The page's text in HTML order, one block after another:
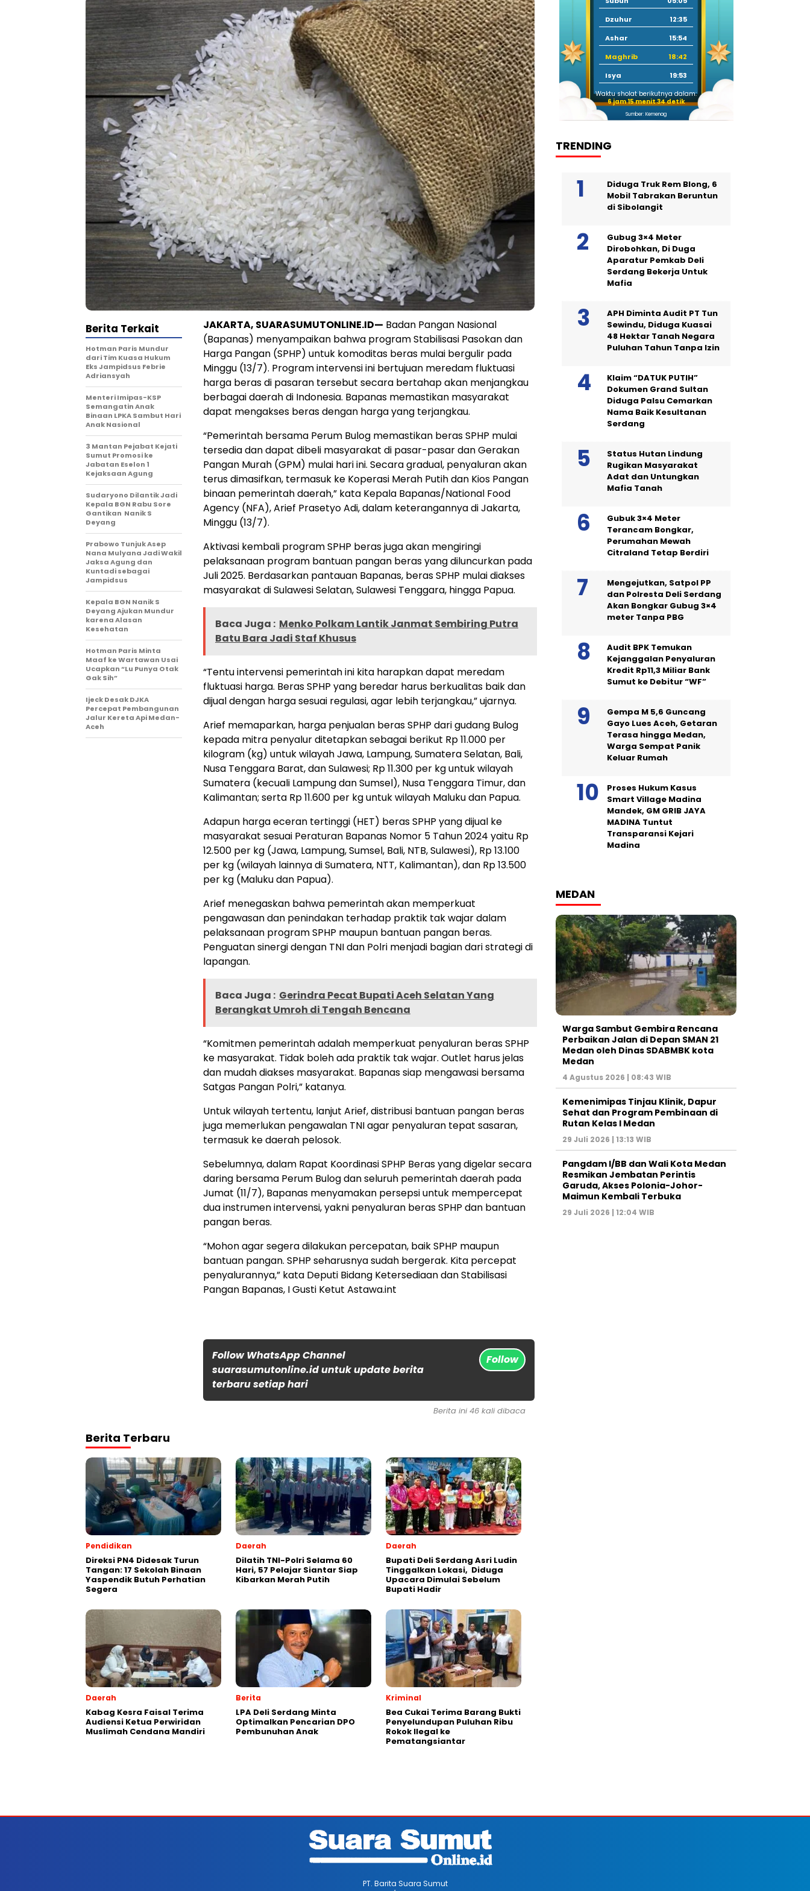
JAKARTA, SUARASUMUTONLINE.ID— Badan Pangan Nasional
(Bapanas) menyampaikan bahwa program Stabilisasi Pasokan dan
Harga Pangan (SPHP) untuk komoditas beras mulai bergulir pada
Minggu (13/7). Program intervensi ini bertujuan meredam fluktuasi
harga beras di pasaran tersebut secara bertahap akan menjangkau
berbagai daerah di Indonesia. Bapanas memastikan masyarakat
dapat mengakses beras dengan harga yang terjangkau.
“Pemerintah bersama Perum Bulog memastikan beras SPHP mulai
tersedia dan dapat dibeli masyarakat di pasar-pasar dan Gerakan
Pangan Murah (GPM) mulai hari ini. Secara gradual, penyaluran akan
terus dimasifkan, termasuk ke Koperasi Merah Putih dan Kios Pangan
binaan pemerintah daerah,” kata Kepala Bapanas/National Food
Agency (NFA), Arief Prasetyo Adi, dalam keterangannya di Jakarta,
Minggu (13/7).
Aktivasi kembali program SPHP beras juga akan mengiringi
pelaksanaan program bantuan pangan beras yang diluncurkan pada
Juli 2025. Berdasarkan pantauan Bapanas, beras SPHP mulai diakses
masyarakat di Sulawesi Selatan, Sulawesi Tenggara, hingga Papua.
Baca Juga : Menko Polkam Lantik Janmat Sembiring Putra
Batu Bara Jadi Staf Khusus
“Tentu intervensi pemerintah ini kita harapkan dapat meredam
fluktuasi harga. Beras SPHP yang beredar harus berkualitas baik dan
dijual dengan harga sesuai regulasi, agar lebih terjangkau,” ujarnya.
Arief memaparkan, harga penjualan beras SPHP dari gudang Bulog
kepada mitra penyalur ditetapkan sebagai berikut Rp 11.000 per
kilogram (kg) untuk wilayah Jawa, Lampung, Sumatera Selatan, Bali,
Nusa Tenggara Barat, dan Sulawesi; Rp 11.300 per kg untuk wilayah
Sumatera (kecuali Lampung dan Sumsel), Nusa Tenggara Timur, dan
Kalimantan; serta Rp 11.600 per kg untuk wilayah Maluku dan Papua.
Adapun harga eceran tertinggi (HET) beras SPHP yang dijual ke
masyarakat sesuai Peraturan Bapanas Nomor 5 Tahun 2024 yaitu Rp
12.500 per kg (Jawa, Lampung, Sumsel, Bali, NTB, Sulawesi), Rp 13.100
per kg (wilayah lainnya di Sumatera, NTT, Kalimantan), dan Rp 13.500
per kg (Maluku dan Papua).
Arief menegaskan bahwa pemerintah akan memperkuat
pengawasan dan penindakan terhadap praktik tak wajar dalam
pelaksanaan program SPHP maupun bantuan pangan beras.
Penguatan sinergi dengan TNI dan Polri menjadi bagian dari strategi di
lapangan.
Baca Juga : Gerindra Pecat Bupati Aceh Selatan Yang
Berangkat Umroh di Tengah Bencana
“Komitmen pemerintah adalah memperkuat penyaluran beras SPHP
ke masyarakat. Tidak boleh ada praktik tak wajar. Outlet harus jelas
dan mudah diakses masyarakat. Bapanas siap mengawasi bersama
Satgas Pangan Polri,” katanya.
Untuk wilayah tertentu, lanjut Arief, distribusi bantuan pangan beras
juga memerlukan pengawalan TNI agar penyaluran tepat sasaran,
termasuk ke daerah pelosok.
Sebelumnya, dalam Rapat Koordinasi SPHP Beras yang digelar secara
daring bersama Perum Bulog dan seluruh pemerintah daerah pada
Jumat (11/7), Bapanas menyamakan persepsi untuk mempercepat
dua instrumen intervensi, yakni penyaluran beras SPHP dan bantuan
pangan beras.
“Mohon agar segera dilakukan percepatan, baik SPHP maupun
bantuan pangan. SPHP seharusnya sudah bergerak. Kita percepat
penyalurannya,” kata Deputi Bidang Ketersediaan dan Stabilisasi
Pangan Bapanas, I Gusti Ketut Astawa.int
Follow WhatsApp Channel
suarasumutonline.id untuk update berita
terbaru setiap hari
Follow
Berita Terkait
Hotman Paris Mundur
dari Tim Kuasa Hukum
Eks Jampidsus Febrie
Adriansyah
Menteri Imipas-KSP
Semangatin Anak
Binaan LPKA Sambut Hari
Anak Nasional
3 Mantan Pejabat Kejati
Sumut Promosi ke
Jabatan Eselon 1
Kejaksaan Agung
Sudaryono Dilantik Jadi
Kepala BGN Rabu Sore
Gantikan Nanik S
Deyang
Prabowo Tunjuk Asep
Nana Mulyana Jadi Wakil
Jaksa Agung dan
Kuntadi sebagai
Jampidsus
Kepala BGN Nanik S
Deyang Ajukan Mundur
karena Alasan
Kesehatan
Hotman Paris Minta
Maaf ke Wartawan Usai
Ucapkan “Lu Punya Otak
Gak Sih”
Ijeck Desak DJKA
Percepat Pembangunan
Jalur Kereta Api Medan-
Aceh
Berita ini 46 kali dibaca
Berita Terbaru
Pendidikan
Direksi PN4 Didesak Turun
Tangan: 17 Sekolah Binaan
Yaspendik Butuh Perhatian
Segera
Daerah
Dilatih TNI-Polri Selama 60
Hari, 57 Pelajar Siantar Siap
Kibarkan Merah Putih
Daerah
Bupati Deli Serdang Asri Ludin
Tinggalkan Lokasi, Diduga
Upacara Dimulai Sebelum
Bupati Hadir
Daerah
Kabag Kesra Faisal Terima
Audiensi Ketua Perwiridan
Muslimah Cendana Mandiri
Berita
LPA Deli Serdang Minta
Optimalkan Pencarian DPO
Pembunuhan Anak
Kriminal
Bea Cukai Terima Barang Bukti
Penyelundupan Puluhan Ribu
Rokok Ilegal ke
Pematangsiantar
Dzuhur
12:35
Ashar
15:54
Maghrib
18:42
Isya
19:53
Waktu sholat berikutnya dalam:
6 jam 15 menit 33 detik
Sumber: Kemenag
TRENDING
Diduga Truk Rem Blong, 6
Mobil Tabrakan Beruntun
di Sibolangit
Gubug 3×4 Meter
Dirobohkan, Di Duga
Aparatur Pemkab Deli
Serdang Bekerja Untuk
Mafia
APH Diminta Audit PT Tun
Sewindu, Diduga Kuasai
48 Hektar Tanah Negara
Puluhan Tahun Tanpa Izin
Klaim “DATUK PUTIH”
Dokumen Grand Sultan
Diduga Palsu Cemarkan
Nama Baik Kesultanan
Serdang
Status Hutan Lindung
Rugikan Masyarakat
Adat dan Untungkan
Mafia Tanah
Gubuk 3×4 Meter
Terancam Bongkar,
Perumahan Mewah
Citraland Tetap Berdiri
Mengejutkan, Satpol PP
dan Polresta Deli Serdang
Akan Bongkar Gubug 3×4
meter Tanpa PBG
Audit BPK Temukan
Kejanggalan Penyaluran
Kredit Rp11,3 Miliar Bank
Sumut ke Debitur “WF”
Gempa M 5,6 Guncang
Gayo Lues Aceh, Getaran
Terasa hingga Medan,
Warga Sempat Panik
Keluar Rumah
Proses Hukum Kasus
Smart Village Madina
Mandek, GM GRIB JAYA
MADINA Tuntut
Transparansi Kejari
Madina
MEDAN
Warga Sambut Gembira Rencana
Perbaikan Jalan di Depan SMAN 21
Medan oleh Dinas SDABMBK kota
Medan
4 Agustus 2026 | 08:43 WIB
Kemenimipas Tinjau Klinik, Dapur
Sehat dan Program Pembinaan di
Rutan Kelas I Medan
29 Juli 2026 | 13:13 WIB
Pangdam I/BB dan Wali Kota Medan
Resmikan Jembatan Perintis
Garuda, Akses Polonia-Johor-
Maimun Kembali Terbuka
29 Juli 2026 | 12:04 WIB
PT. Barita Suara Sumut